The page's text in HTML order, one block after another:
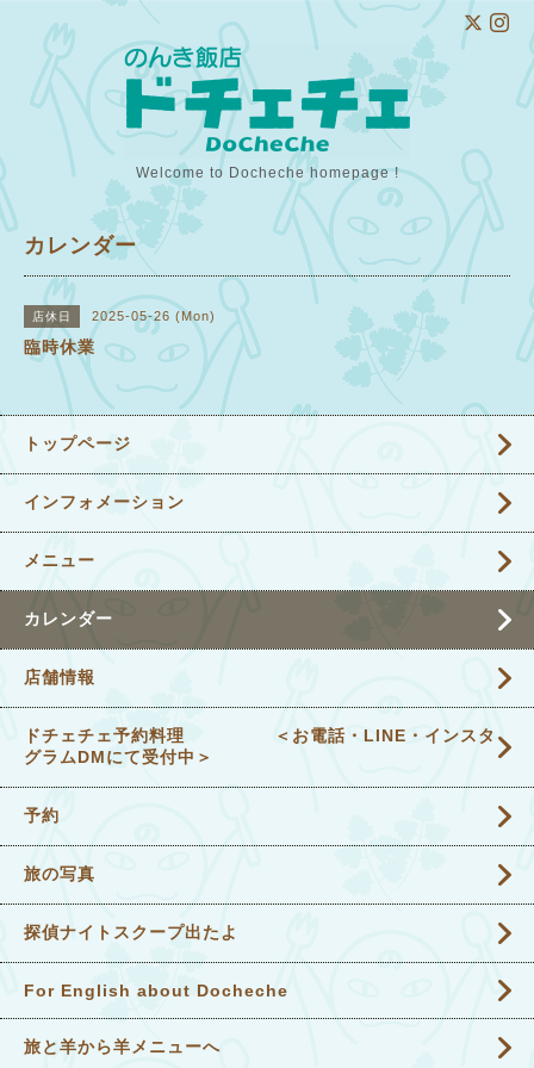
Welcome to Docheche homepage !
カレンダー
店休日 2025-05-26 (Mon)
臨時休業
トップページ
インフォメーション
メニュー
カレンダー
店舗情報
ドチェチェ予約料理 ＜お電話・LINE・インスタ
グラムDMにて受付中＞
予約
旅の写真
探偵ナイトスクープ出たよ
For English about Docheche
旅と羊から羊メニューへ